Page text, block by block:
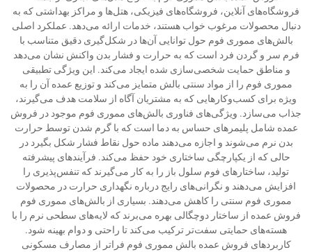
فروشگاه‌های آنلاین، فروشگاه‌های فیزیکی، هتل‌ها و مراکز بهداشتی که به
دنبال محصولات مرغوب خواب هستند، خدمات ارائه می‌دهد. عملکرد اصلی
بالش‌های مموری فوم حول توانایی آن‌ها در شکل‌گیری دقیق متناسب با
فرم سر و گردن فرد است که به حرارت و فشار بدن واکنش نشان می‌دهد
و مناطق حمایت شخصی‌سازی شده ایجاد می‌کند. این ویژگی تطبیقی
مموری فوم را از مواد سنتی بالش متمایز می‌کند و توزیع عمده آن را به
ویژه برای کسب‌وکارهایی که به مشتریان آگاه از سلامت هدف می‌گیرند،
جذاب می‌سازد. ویژگی‌های فناوری بالش‌های مموری فوم موجود در فروش
عمده شامل پلیمرهای حساس به دما است که با گرم شدن توسط حرارت
بدن نرم می‌شوند و اجازه می‌دهند ماده حول نقاط فشار شکل بگیرد در
حالی که از یکپارچگی ساختاری خود حفظ می‌کند. فرآیندهای پیشرفته
تولید، ساختارهای فوم سلول باز را به کار می‌گیرند که تنفس‌پذیری را
افزایش می‌دهند و نگرانی‌های رایج درباره نگهداری حرارت در محصولات
مموری فوم سنتی را کاهش می‌دهند. بسیاری از بالش‌های مموری فوم
فروش عمده از ساختار دوچگالی بهره می‌برند که لایه‌های سطحی نرم را با
هسته‌های حمایتی سفت‌تر ترکیب می‌کند تا راحتی و دوام بهینه شود.
کاربردهای فروش عمده بالش مموری فوم فراتر از مصارف مسکونی